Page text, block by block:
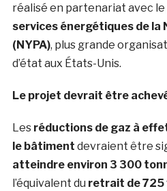
réalisé en partenariat avec le
services énergétiques de la
(NYPA), plus grande
d’état aux États-Unis.
Le projet devrait être
Les réductions de gaz à
le bâtiment devraient être
atteindre environ 3 300
l’équivalent du retrait de 725